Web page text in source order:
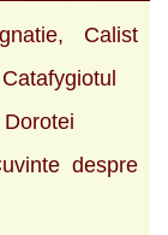
Calist
despre